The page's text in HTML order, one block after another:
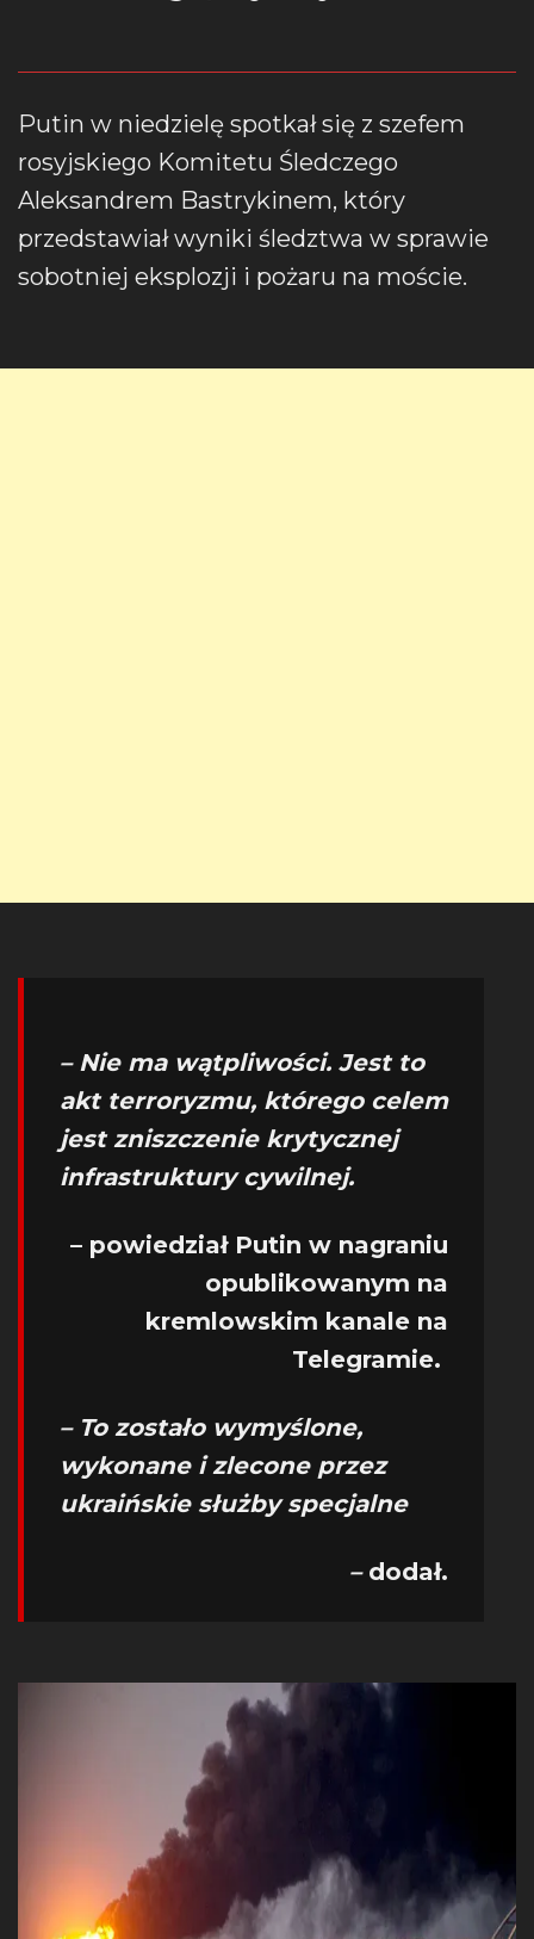
Putin w niedzielę spotkał się z szefem
rosyjskiego Komitetu Śledczego
Aleksandrem Bastrykinem, który
przedstawiał wyniki śledztwa w sprawie
sobotniej eksplozji i pożaru na moście.
– Nie ma wątpliwości. Jest to
akt terroryzmu, którego celem
jest zniszczenie krytycznej
infrastruktury cywilnej.
– powiedział Putin w nagraniu
opublikowanym na
kremlowskim kanale na
Telegramie.
– To zostało wymyślone,
wykonane i zlecone przez
ukraińskie służby specjalne
–dodał.